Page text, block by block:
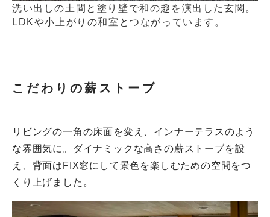
洗い出しの土間と塗り壁で和の趣を演出した玄関。
LDKや小上がりの和室とつながっています。
こだわりの薪ストーブ
リビングの一角の床面を変え、インナーテラスのよう
な雰囲気に。ダイナミックな高さの薪ストーブを設
え、背面はFIX窓にして景色を楽しむための空間をつ
くり上げました。